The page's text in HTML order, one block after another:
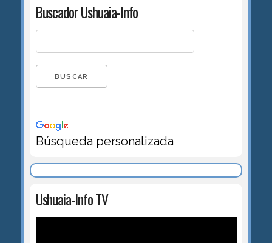
Buscador Ushuaia-Info
Búsqueda personalizada
Ushuaia-Info TV